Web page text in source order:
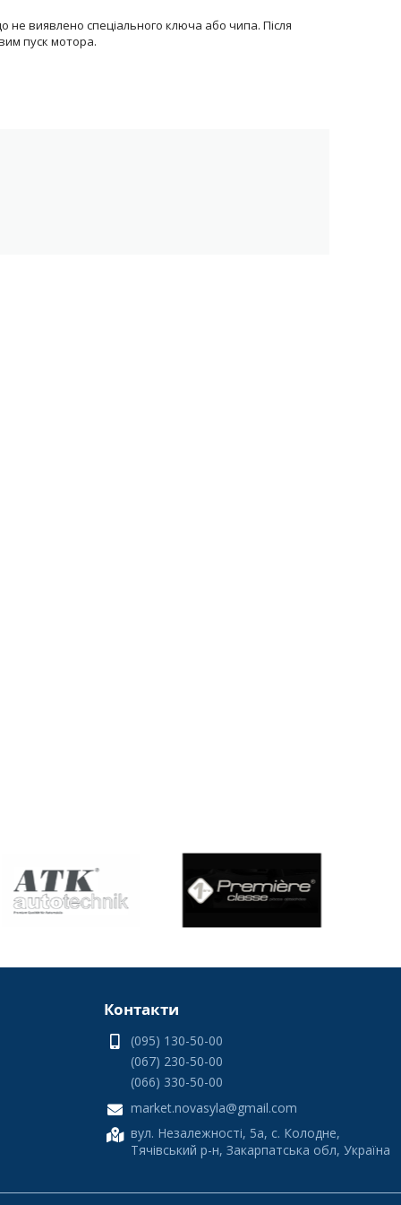
виявлено спеціального ключа або чипа. Після
пуск мотора.
для вашого авто в інтернет-магазині «Нова Сила» вже
Контакти
(095) 130-50-00
(067) 230-50-00
(066) 330-50-00
market.novasyla@gmail.com
вул. Незалежності, 5а, с. Колодне,
Тячівський р-н, Закарпатська обл, Україна